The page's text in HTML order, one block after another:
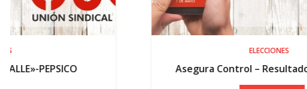
Asegura Control – Resultados electorales